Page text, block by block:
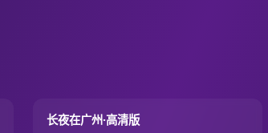
9.6
长夜在广州·高清版